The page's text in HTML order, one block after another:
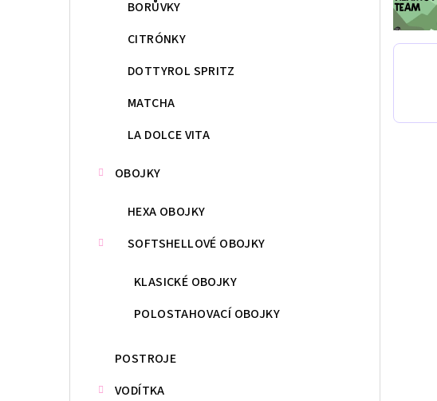
BORŮVKY
CITRÓNKY
DOTTYROL SPRITZ
MATCHA
LA DOLCE VITA
OBOJKY
HEXA OBOJKY
SOFTSHELLOVÉ OBOJKY
KLASICKÉ OBOJKY
POLOSTAHOVACÍ OBOJKY
POSTROJE
VODÍTKA